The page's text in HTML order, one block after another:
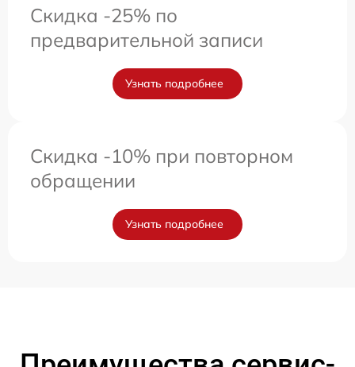
Скидка -25% по
предварительной записи
Узнать подробнее
Скидка -10% при повторном
обращении
Узнать подробнее